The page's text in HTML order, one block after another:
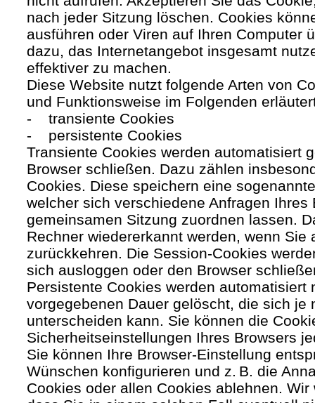
nach jeder Sitzung löschen. Cookies
ausführen oder Viren auf Ihren Computer
dazu, das Internetangebot insgesamt
effektiver zu machen.
Diese Website nutzt folgende Arten von
und Funktionsweise im Folgenden
- transiente Cookies
- persistente Cookies
Transiente Cookies werden automatisiert
Browser schließen. Dazu zählen
Cookies. Diese speichern eine
welcher sich verschiedene Anfragen Ihres
gemeinsamen Sitzung zuordnen lassen.
Rechner wiedererkannt werden, wenn Sie
zurückkehren. Die Session-Cookies
sich ausloggen oder den Browser
Persistente Cookies werden automatisiert
vorgegebenen Dauer gelöscht, die sich je
unterscheiden kann. Sie können die
Sicherheitseinstellungen Ihres Browsers
Sie können Ihre Browser-Einstellung
Wünschen konfigurieren und z. B. die
Cookies oder allen Cookies ablehnen.